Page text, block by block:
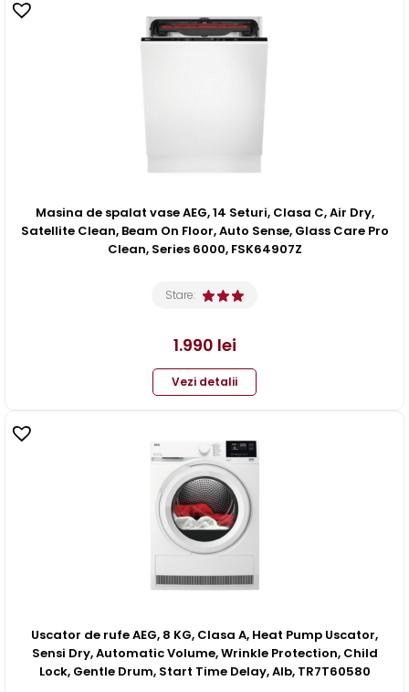
Masina de spalat vase AEG, 14 Seturi, Clasa C, Air Dry,
Satellite Clean, Beam On Floor, Auto Sense, Glass Care Pro
Clean, Series 6000, FSK64907Z
Stare:
1.990 lei
Vezi detalii
Uscator de rufe AEG, 8 KG, Clasa A, Heat Pump Uscator,
Sensi Dry, Automatic Volume, Wrinkle Protection, Child
Lock, Gentle Drum, Start Time Delay, Alb, TR7T60580